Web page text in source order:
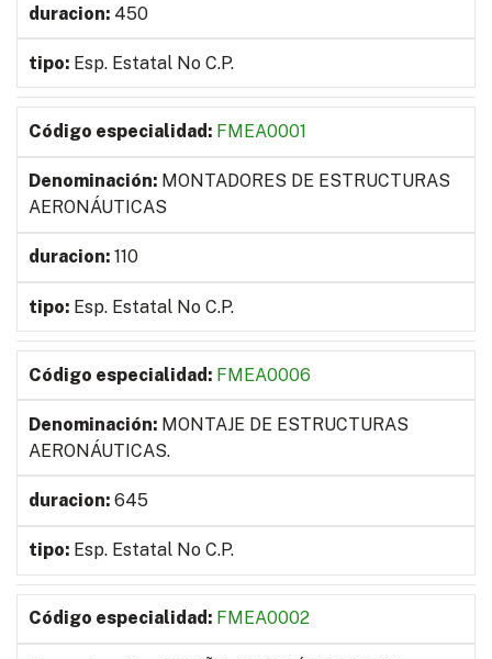
450
Esp. Estatal No C.P.
FMEA0001
MONTADORES DE ESTRUCTURAS
AERONÁUTICAS
110
Esp. Estatal No C.P.
FMEA0006
MONTAJE DE ESTRUCTURAS
AERONÁUTICAS.
645
Esp. Estatal No C.P.
FMEA0002